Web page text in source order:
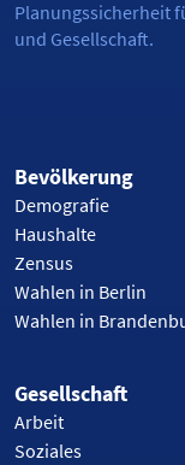
Planungssicherheit
und Gesellschaft.
Bevölkerung
Demografie
Haushalte
Zensus
Wahlen in Berlin
Wahlen in
Gesellschaft
Arbeit
Soziales